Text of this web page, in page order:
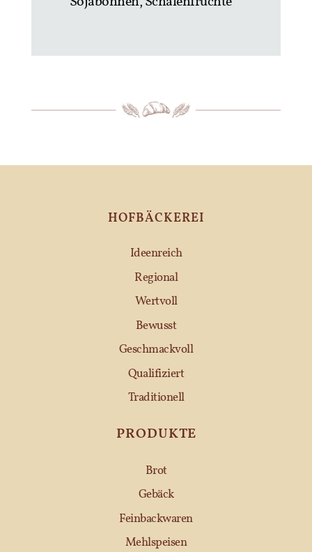
HOFBÄCKEREI
Ideenreich
Regional
Wertvoll
Bewusst
Geschmackvoll
Qualifiziert
Traditionell
PRODUKTE
Brot
Gebäck
Feinbackwaren
Mehlspeisen